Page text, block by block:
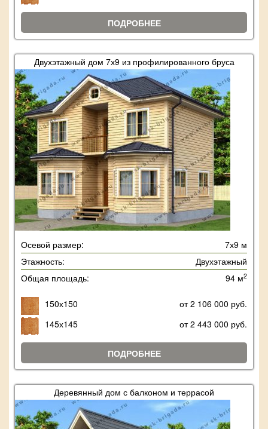
ПОДРОБНЕЕ
Двухэтажный дом 7х9 из профилированного бруса
Осевой размер:
7х9 м
Этажность:
Двухэтажный
Общая площадь:
94 м2
150х150
от 2 106 000 руб.
145х145
от 2 443 000 руб.
ПОДРОБНЕЕ
Деревянный дом с балконом и террасой